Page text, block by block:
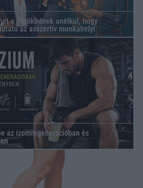
a főnöködnek anélkül, hogy
az asszertív munkahelyi
az izomregenerációban és